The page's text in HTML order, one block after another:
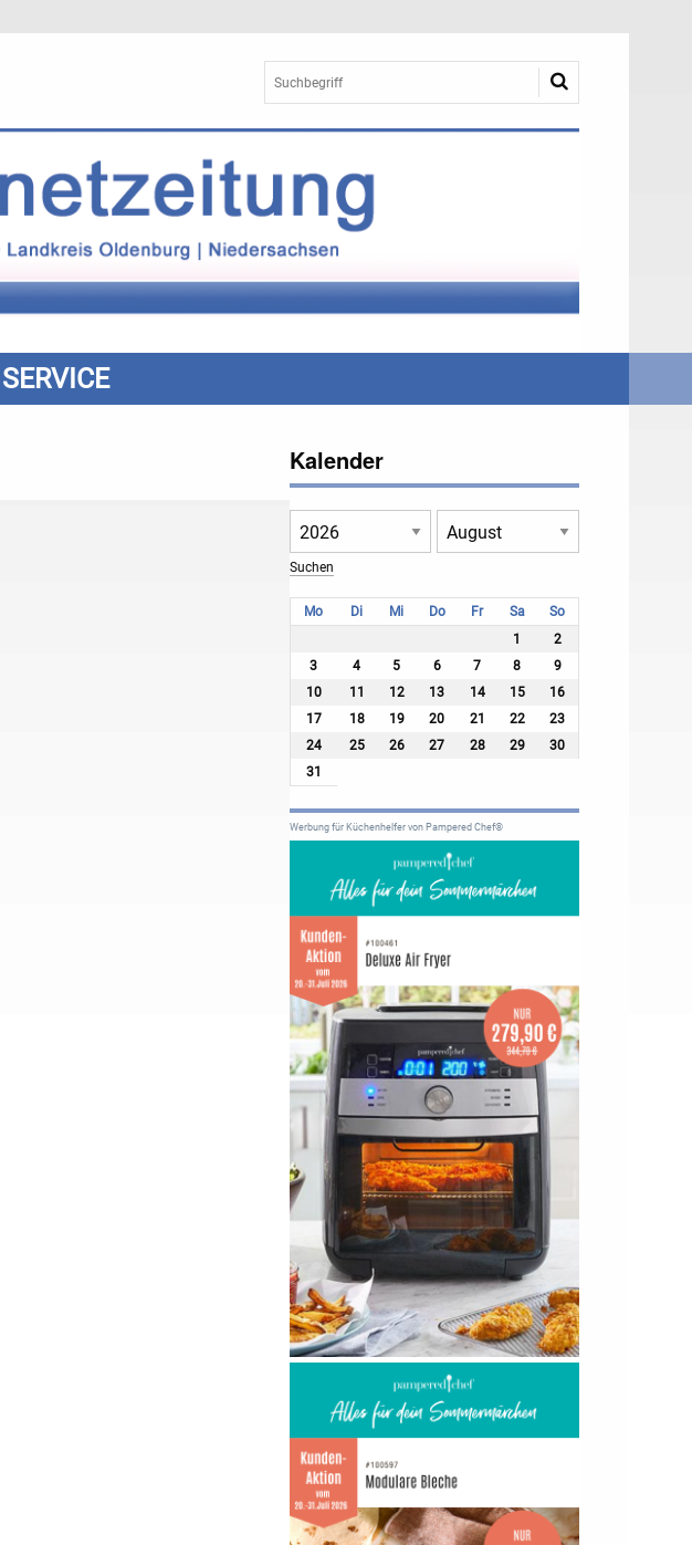
SERVICE
Kalender
Mo Di Mi Do Fr Sa
So
1
2
3
4 5 6 7 8
9
10
11 12 13 14 15
16
17
18 19 20 21 22
23
24
25 26 27 28 29
30
31
Werbung für Küchenhelfer von Pampered Chef®